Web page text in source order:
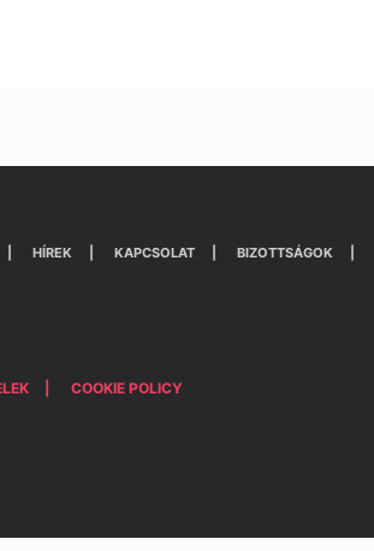
HÍREK KAPCSOLAT BIZOTTSÁGOK
COOKIE POLICY